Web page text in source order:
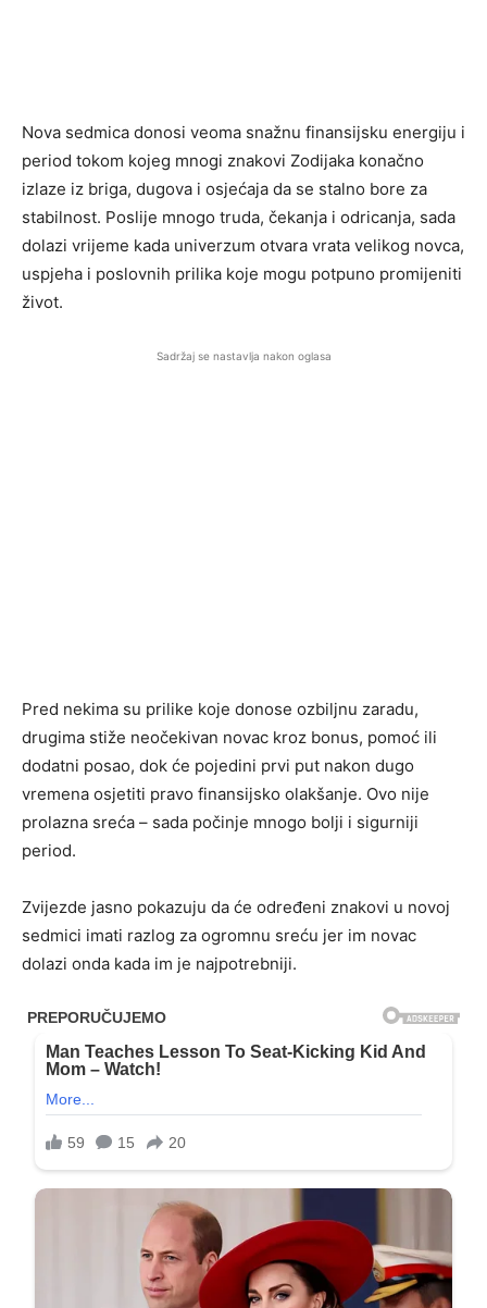
Nova sedmica donosi veoma snažnu finansijsku energiju i
period tokom kojeg mnogi znakovi Zodijaka konačno
izlaze iz briga, dugova i osjećaja da se stalno bore za
stabilnost. Poslije mnogo truda, čekanja i odricanja, sada
dolazi vrijeme kada univerzum otvara vrata velikog novca,
uspjeha i poslovnih prilika koje mogu potpuno promijeniti
život.
Sadržaj se nastavlja nakon oglasa
Pred nekima su prilike koje donose ozbiljnu zaradu,
drugima stiže neočekivan novac kroz bonus, pomoć ili
dodatni posao, dok će pojedini prvi put nakon dugo
vremena osjetiti pravo finansijsko olakšanje. Ovo nije
prolazna sreća – sada počinje mnogo bolji i sigurniji
period.
Zvijezde jasno pokazuju da će određeni znakovi u novoj
sedmici imati razlog za ogromnu sreću jer im novac
dolazi onda kada im je najpotrebniji.